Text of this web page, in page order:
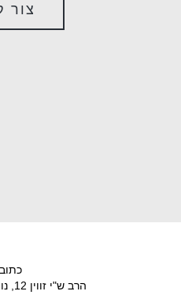
צור
הרב ש"י זווין 12, נווה יעקב, ירושלים